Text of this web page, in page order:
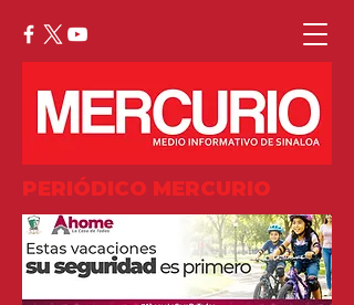
PERIÓDICO MERCURIO